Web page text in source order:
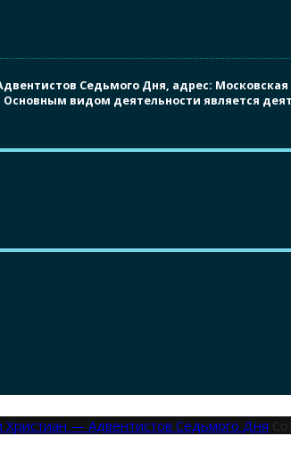
Седьмого Дня, адрес: Московская
Основным видом деятельности является
Христиан — Адвентистов Седьмого Дня